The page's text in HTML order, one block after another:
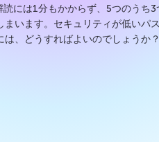
には1分もかからず、5つのうち3
まいます。セキュリティが低いパ
は、どうすればよいのでしょうか？